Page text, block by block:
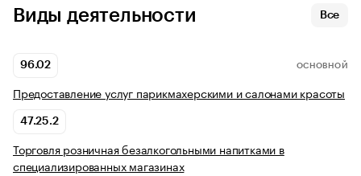
Виды деятельности Все
96.02 ОСНОВНОЙ
Предоставление услуг парикмахерскими и салонами красоты
47.25.2
Торговля розничная безалкогольными напитками в
специализированных магазинах